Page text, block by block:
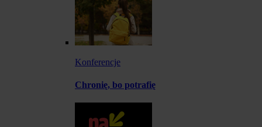
Konferencje
Chronię, bo potrafię